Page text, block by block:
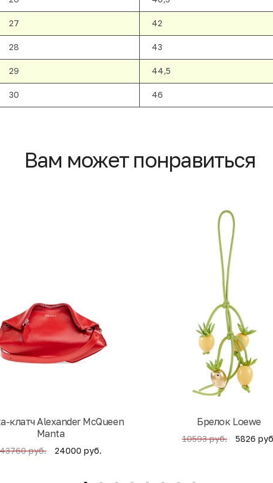
27 42
28 43
29 44,5
30 46
Вам может понравиться
клатч Alexander McQueen
Manta
43760 руб. 24000 руб.
Брелок Loewe
10593 руб. 5826